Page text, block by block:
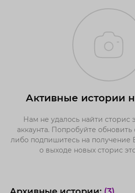
Активные истории
Нам не удалось найти сторис
аккаунта. Попробуйте обновить
либо подпишитесь на получение
о выходе новых сторис